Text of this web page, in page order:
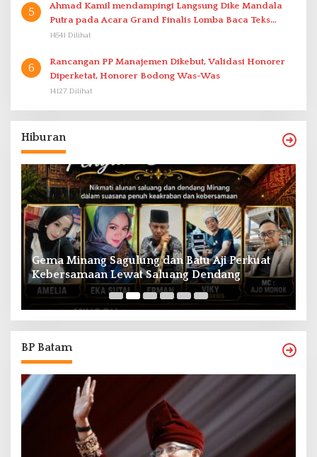
5
Ahmad Kamil mendampingi Langsung Dike Mandala
Putra pada Acara Grand Finalis Lomba Baca Teks
Proklamasi Mirip Bung Karno di Bali
14541 Dilihat
6
Rancangan PP Manajemen Dikebut, Validasi Honorer
Diperketat, Honorer Bodong Was-Was
14127 Dilihat
Hiburan
Aktor Epy Kusnandar Tutup Usia, Dunia
Hiburan Tanah Air Berduka
BP Batam